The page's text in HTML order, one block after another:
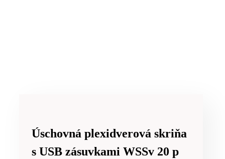
Úschovná plexidverová skriňa
s USB zásuvkami WSSv 20 p